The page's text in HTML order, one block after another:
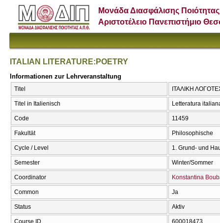
Μονάδα Διασφάλισης Ποιότητας
Αριστοτέλειο Πανεπιστήμιο
ITALIAN LITERATURE:POETRY
Informationen zur Lehrveranstaltung
Titel ΙΤΑΛΙΚΗ
Titel in Italienisch Letteratura
Code 11459
Fakultät Philosophische
Cycle / Level 1. Grund- und
Semester Winter/Sommer
Coordinator Konstantina
Common Ja
Status Aktiv